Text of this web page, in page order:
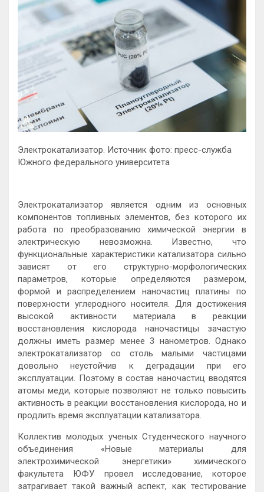
Электрокатализатор. Источник фото: пресс-служба
Южного федерального университета
Электрокатализатор является одним из основных
компонентов топливных элементов, без которого их
работа по преобразованию химической энергии в
электрическую невозможна. Известно, что
функциональные характеристики катализатора сильно
зависят от его структурно-морфологических
параметров, которые определяются размером,
формой и распределением наночастиц платины по
поверхности углеродного носителя. Для достижения
высокой активности материала в реакции
восстановления кислорода наночастицы зачастую
должны иметь размер менее 3 нанометров. Однако
электрокатализатор со столь малыми частицами
довольно неустойчив к деградации при его
эксплуатации. Поэтому в состав наночастиц вводятся
атомы меди, которые позволяют не только повысить
активность в реакции восстановления кислорода, но и
продлить время эксплуатации катализатора.
Коллектив молодых ученых Студенческого научного
объединения «Новые материалы для
электрохимической энергетики» химического
факультета ЮФУ провел исследование, которое
затрагивает такой важный аспект, как тестирование